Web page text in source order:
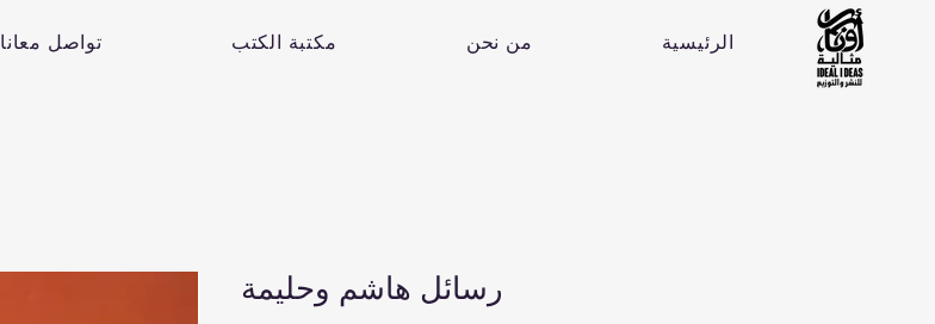
تواصل معانا مكتبة الكتب من نحن الرئيسية
رسائل هاشم وحليمة